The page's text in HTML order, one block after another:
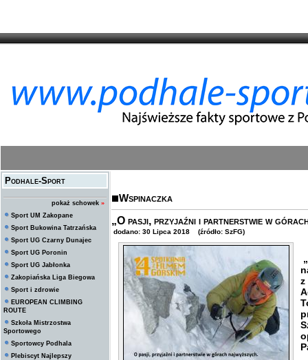
Podhale-Sport
pokaż schowek »
Sport UM Zakopane
Sport Bukowina Tatrzańska
Sport UG Czarny Dunajec
Sport UG Poronin
Sport UG Jabłonka
Zakopiańska Liga Biegowa
Sport i zdrowie
EUROPEAN CLIMBING
ROUTE
Szkoła Mistrzostwa
Sportowego
Sportowcy Podhala
Plebiscyt Najlepszy
Wspinaczka
„O pasji, przyjaźni i partnerstwie w
dodano: 30 Lipca 2018 (źródło: SzFG)
z